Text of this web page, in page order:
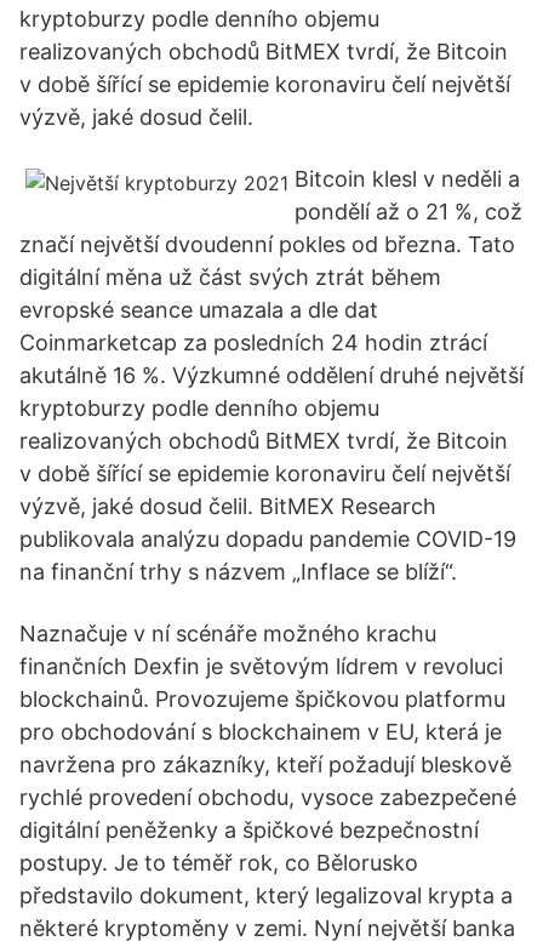
kryptoburzy podle denního objemu
realizovaných obchodů BitMEX tvrdí, že Bitcoin
v době šířící se epidemie koronaviru čelí největší
výzvě, jaké dosud čelil.
Bitcoin klesl v neděli a
pondělí až o 21 %, což
značí největší dvoudenní pokles od března. Tato
digitální měna už část svých ztrát během
evropské seance umazala a dle dat
Coinmarketcap za posledních 24 hodin ztrácí
akutálně 16 %. Výzkumné oddělení druhé největší
kryptoburzy podle denního objemu
realizovaných obchodů BitMEX tvrdí, že Bitcoin
v době šířící se epidemie koronaviru čelí největší
výzvě, jaké dosud čelil. BitMEX Research
publikovala analýzu dopadu pandemie COVID-19
na finanční trhy s názvem „Inflace se blíží“.
Naznačuje v ní scénáře možného krachu
finančních Dexfin je světovým lídrem v revoluci
blockchainů. Provozujeme špičkovou platformu
pro obchodování s blockchainem v EU, která je
navržena pro zákazníky, kteří požadují bleskově
rychlé provedení obchodu, vysoce zabezpečené
digitální peněženky a špičkové bezpečnostní
postupy. Je to téměř rok, co Bělorusko
představilo dokument, který legalizoval krypta a
některé kryptoměny v zemi. Nyní největší banka